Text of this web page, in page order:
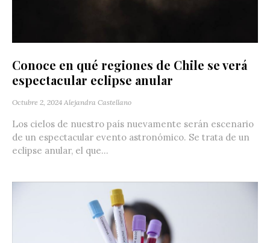
Conoce en qué regiones de Chile se verá
espectacular eclipse anular
Octubre 2, 2024 Alejandra Castellano
Los cielos de nuestro país nuevamente serán escenario
de un espectacular evento astronómico. Se trata de un
eclipse anular, el que...